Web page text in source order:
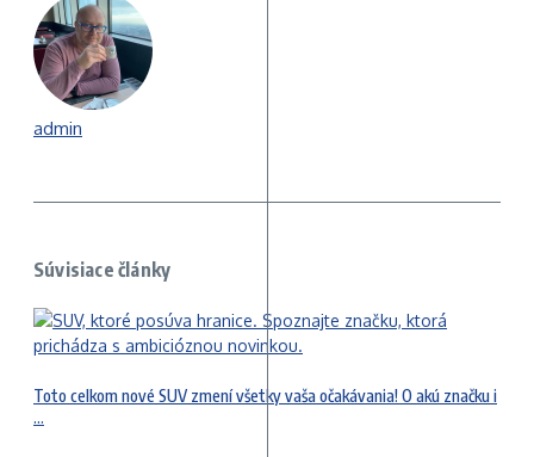
admin
Súvisiace články
Toto celkom nové SUV zmení všetky vaša očakávania! O akú značku i
...